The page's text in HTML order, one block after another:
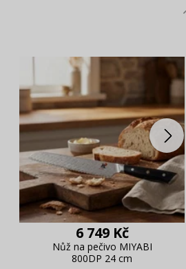
6 749 Kč
Nůž na pečivo MIYABI
800DP 24 cm